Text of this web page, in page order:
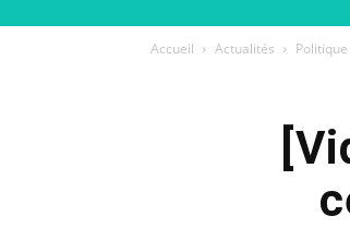
Accueil Actualités Politique